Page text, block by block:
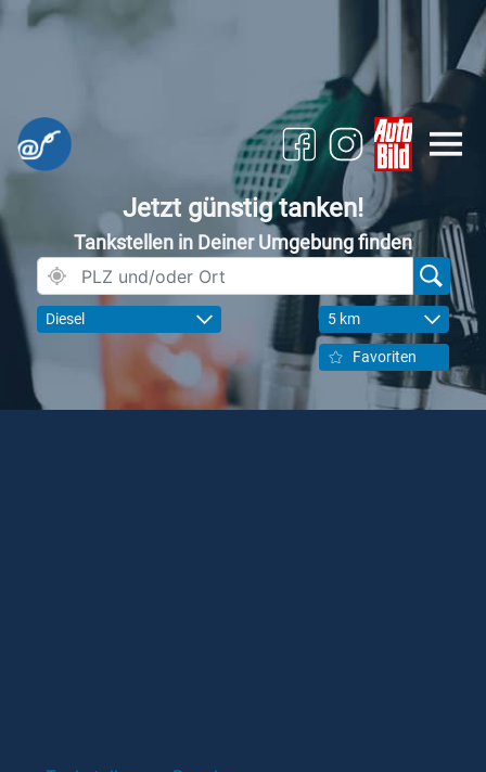
Jetzt günstig tanken!
Tankstellen in Deiner Umgebung finden
Diesel 5 km
Favoriten